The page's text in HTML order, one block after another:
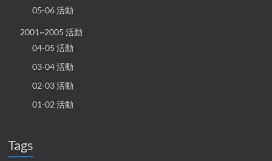
05-06 活動
2001~2005 活動
04-05 活動
03-04 活動
02-03 活動
01-02 活動
Tags